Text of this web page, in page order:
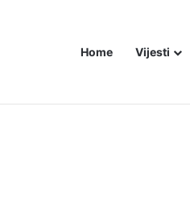
Home Vijesti